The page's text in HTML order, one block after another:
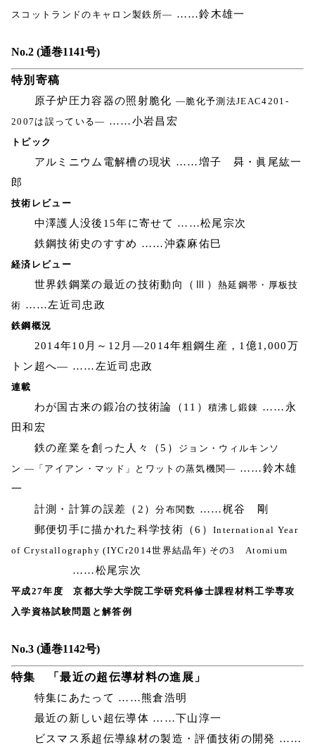
スコットランドのキャロン製鉄所― ……鈴木雄一
No.2 (通巻1141号)
特別寄稿
原子炉圧力容器の照射脆化 ―脆化予測法JEAC4201-
2007は誤っている― ……小岩昌宏
トピック
アルミニウム電解槽の現状 ……増子 曻・眞尾紘一
郎
技術レビュー
中澤護人没後15年に寄せて ……松尾宗次
鉄鋼技術史のすすめ ……沖森麻佑巳
経済レビュー
世界鉄鋼業の最近の技術動向（Ⅲ） 熱延鋼帯・厚板技
術 ……左近司忠政
鉄鋼概況
2014年10月～12月―2014年粗鋼生産，1億1,000万
トン超へ― ……左近司忠政
連載
わが国古来の鍛冶の技術論（11） 積沸し鍛錬 ……永
田和宏
鉄の産業を創った人々（5）
ジョン・ウィルキンソ
ン ―「アイアン・マッド」とワットの蒸気機関― ……鈴木雄
一
計測・計算の誤差（2）分布関数 ……梶谷 剛
郵便切手に描かれた科学技術（6） International Year
of Crystallography (IYCr2014世界結晶年) その3 Atomium
……松尾宗次
平成27年度 京都大学大学院工学研究科修士課程材料工学専攻
入学資格試験問題と解答例
No.3 (通巻1142号)
特集 「最近の超伝導材料の進展」
特集にあたって ……熊倉浩明
最近の新しい超伝導体 ……下山淳一
ビスマス系超伝導線材の製造・評価技術の開発 ……